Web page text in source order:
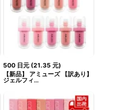
500 日元 (21.35 元)
【新品】 アミューズ 【訳あり】
ジェルフィ...